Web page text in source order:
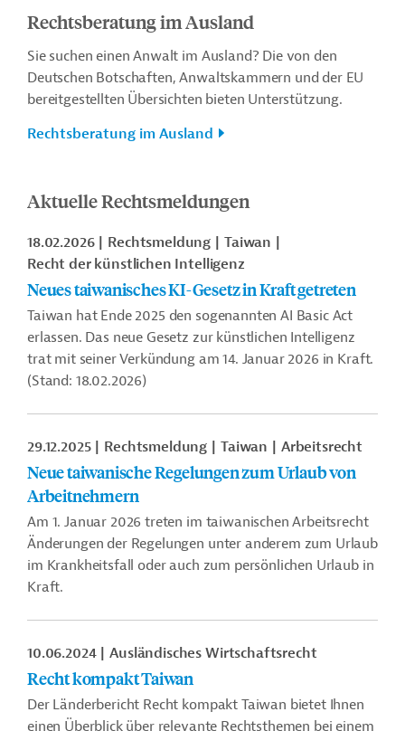
Rechtsberatung im Ausland
Sie suchen einen Anwalt im Ausland? Die von den
Deutschen Botschaften, Anwaltskammern und der EU
bereitgestellten Übersichten bieten Unterstützung.
Rechtsberatung im Ausland
Aktuelle Rechtsmeldungen
18.02.2026 Rechtsmeldung
Taiwan
Recht der künstlichen Intelligenz
Neues taiwanisches KI-Gesetz in Kraft getreten
Taiwan hat Ende 2025 den sogenannten AI Basic Act
erlassen. Das neue Gesetz zur künstlichen Intelligenz
trat mit seiner Verkündung am 14. Januar 2026 in Kraft.
(Stand: 18.02.2026)
29.12.2025 Rechtsmeldung Taiwan Arbeitsrecht
Neue taiwanische Regelungen zum Urlaub von
Arbeitnehmern
Am 1. Januar 2026 treten im taiwanischen Arbeitsrecht
Änderungen der Regelungen unter anderem zum Urlaub
im Krankheitsfall oder auch zum persönlichen Urlaub in
Kraft.
10.06.2024 Ausländisches Wirtschaftsrecht
Recht kompakt Taiwan
Der Länderbericht Recht kompakt Taiwan bietet Ihnen
einen Überblick über relevante Rechtsthemen bei einem